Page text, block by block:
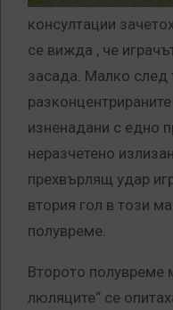
консултации
се вижда , че
засада. Малко след
изненадани с едно
неразчетено
прехвърлящ удар
втория гол в този
полувреме.
Второто полувреме
люляците“ се